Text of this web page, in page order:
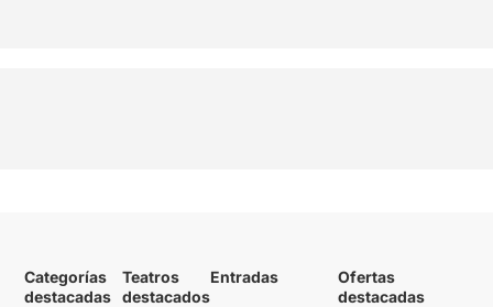
Categorías
destacadas
Teatros
destacados
Entradas
Ofertas
destacadas